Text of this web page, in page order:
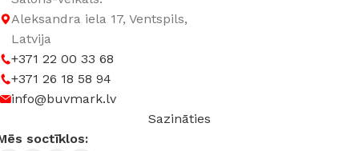
Aleksandra iela 17, Ventspils,
Latvija
+371 22 00 33 68
+371 26 18 58 94
info@buvmark.lv
Sazināties
soctīklos: